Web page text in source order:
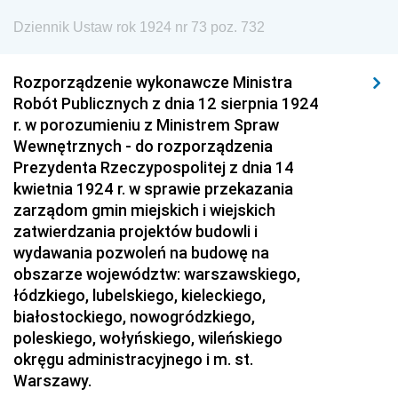
Dziennik Ustaw rok 1924 nr 73 poz. 732
Rozporządzenie wykonawcze Ministra
Robót Publicznych z dnia 12 sierpnia 1924
r. w porozumieniu z Ministrem Spraw
Wewnętrznych - do rozporządzenia
Prezydenta Rzeczypospolitej z dnia 14
kwietnia 1924 r. w sprawie przekazania
zarządom gmin miejskich i wiejskich
zatwierdzania projektów budowli i
wydawania pozwoleń na budowę na
obszarze województw: warszawskiego,
łódzkiego, lubelskiego, kieleckiego,
białostockiego, nowogródzkiego,
poleskiego, wołyńskiego, wileńskiego
okręgu administracyjnego i m. st.
Warszawy.